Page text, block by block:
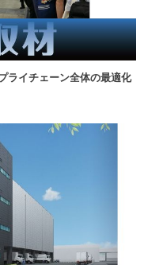
ライチェーン全体の最適化